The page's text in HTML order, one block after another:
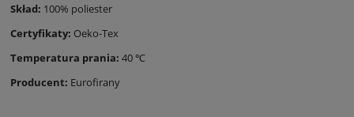
Skład: 100% poliester
Certyfikaty: Oeko-Tex
Temperatura prania: 40 ℃
Producent: Eurofirany